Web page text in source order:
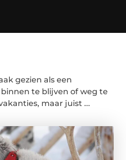
gezien als een
te blijven of weg te
maar juist ...